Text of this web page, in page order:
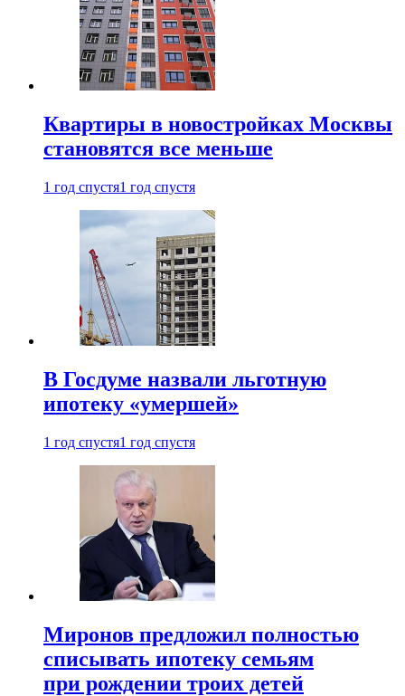
Квартиры в новостройках Москвы
становятся все меньше
1 год спустя1 год спустя
В Госдуме назвали льготную
ипотеку «умершей»
1 год спустя1 год спустя
Миронов предложил полностью
списывать ипотеку семьям
при рождении троих детей